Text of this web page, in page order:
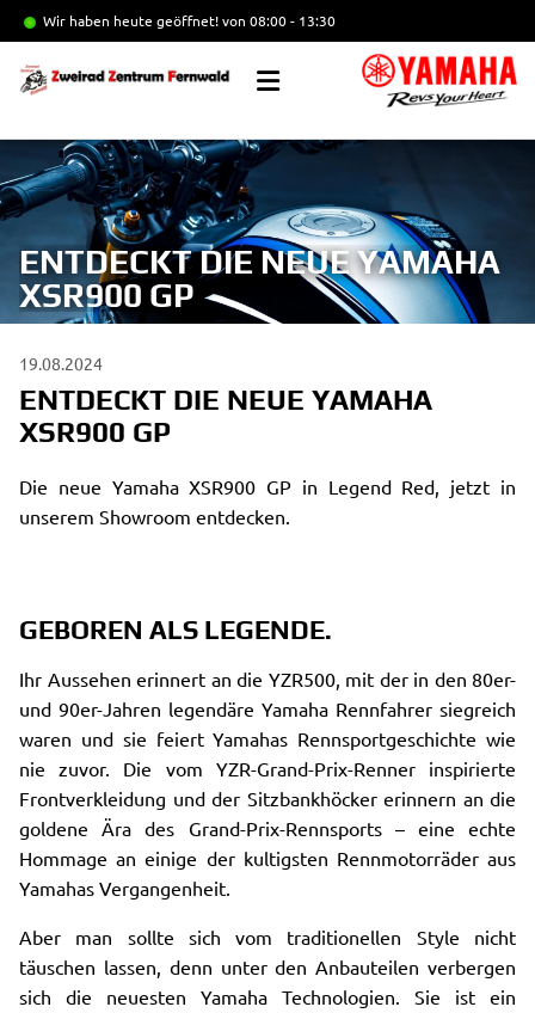
Wir haben heute geöffnet!von 08:00 - 13:30
ENTDECKT DIE NEUE YAMAHA
XSR900 GP
19.08.2024
ENTDECKT DIE NEUE YAMAHA
XSR900 GP
Die neue Yamaha XSR900 GP in Legend Red, jetzt in
unserem Showroom entdecken.
GEBOREN ALS LEGENDE.
Ihr Aussehen erinnert an die YZR500, mit der in den 80er-
und 90er-Jahren legendäre Yamaha Rennfahrer siegreich
waren und sie feiert Yamahas Rennsportgeschichte wie
nie zuvor. Die vom YZR-Grand-Prix-Renner inspirierte
Frontverkleidung und der Sitzbankhöcker erinnern an die
goldene Ära des Grand-Prix-Rennsports – eine echte
Hommage an einige der kultigsten Rennmotorräder aus
Yamahas Vergangenheit.
Aber man sollte sich vom traditionellen Style nicht
täuschen lassen, denn unter den Anbauteilen verbergen
sich die neuesten Yamaha Technologien. Sie ist ein